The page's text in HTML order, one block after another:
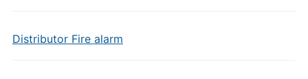
Distributor Fire alarm